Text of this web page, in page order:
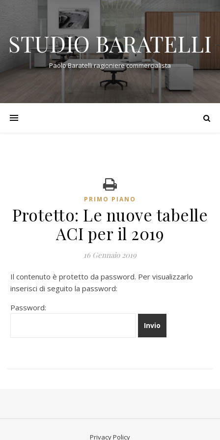
STUDIO BARATELLI
Paolo Baratelli ragioniere commercialista
PRIMO PIANO
Protetto: Le nuove tabelle
ACI per il 2019
16 Gennaio 2019
Il contenuto è protetto da password. Per visualizzarlo
inserisci di seguito la password:
Password:
Privacy Policy